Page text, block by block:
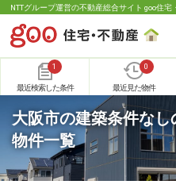
NTTグループ運営の不動産総合サイト goo住宅
1
最近検索した条件
0
最近見た物件
大阪市の建築条件なし
物件一覧